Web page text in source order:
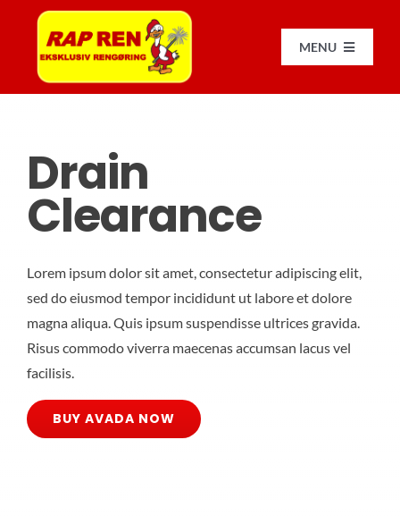
content
MENU
Drain
Clearance
Lorem ipsum dolor sit amet, consectetur adipiscing elit,
sed do eiusmod tempor incididunt ut labore et dolore
magna aliqua. Quis ipsum suspendisse ultrices gravida.
Risus commodo viverra maecenas accumsan lacus vel
facilisis.
BUY AVADA NOW